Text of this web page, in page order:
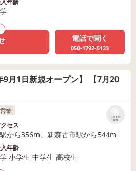
年齢
電話で聞く
050-1792-5123
9月1日新規オープン】 【7月20
リストに
保存
業
セス
から356m、新森古市駅から544m
年齢
小学生 中学生 高校生